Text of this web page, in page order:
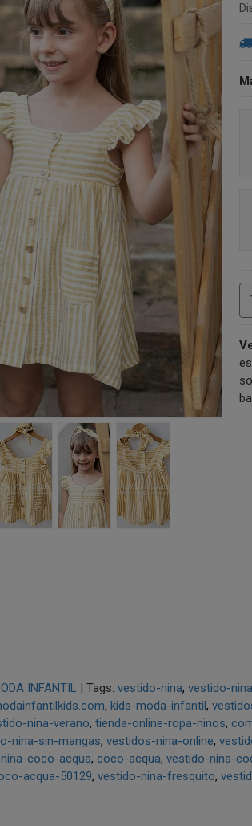
INFANTIL | Tags: vestido-nina vestido-
kids-moda-infantil
nina-verano tienda-online-ropa-ninos
nina-sin-mangas vestidos-nina-online
coco-acqua coco-acqua vestido-nina-
acqua-50129 vestido-nina-fresquito